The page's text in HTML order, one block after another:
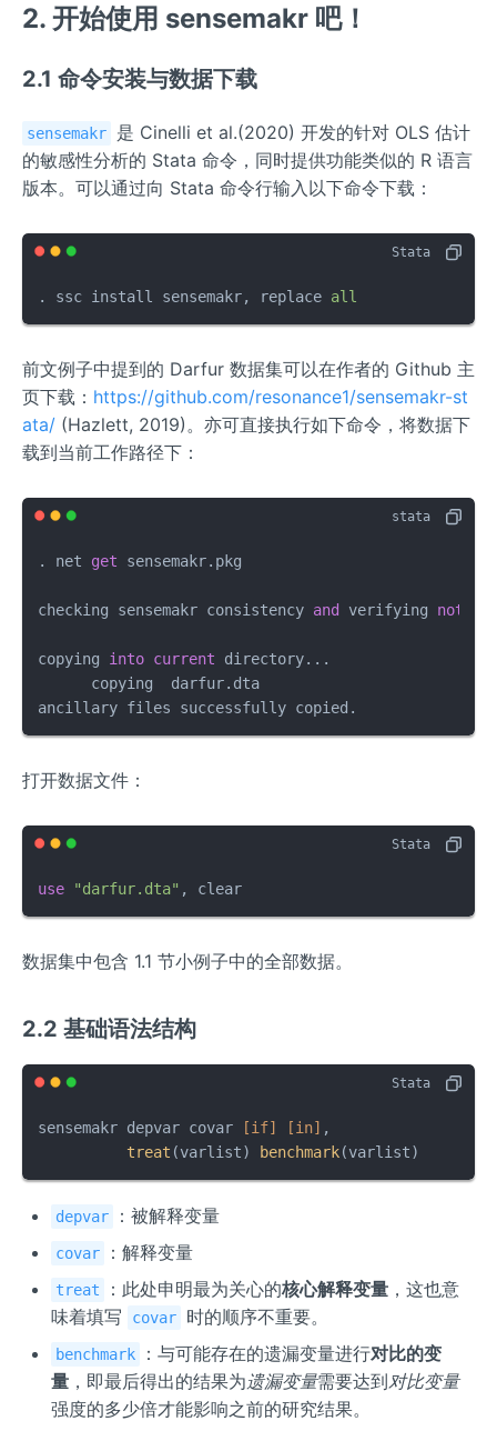
2. 开始使用 sensemakr 吧！
2.1 命令安装与数据下载
sensemakr
是 Cinelli et al.(2020) 开发的针对 OLS 估计
的敏感性分析的 Stata 命令，同时提供功能类似的 R 语言
版本。可以通过向 Stata 命令行输入以下命令下载：
. ssc install sensemakr, replace all
前文例子中提到的 Darfur 数据集可以在作者的 Github 主
页下载： https://github.com/resonance1/sensemakr-st
ata/ (Hazlett, 2019)。亦可直接执行如下命令，将数据下
载到当前工作路径下：
. net get sensemakr.pkg
checking sensemakr consistency and verifying not
copying into current directory...
      copying  darfur.dta
ancillary files successfully copied.
打开数据文件：
use "darfur.dta" , clear
数据集中包含 1.1 节小例子中的全部数据。
2.2 基础语法结构
sensemakr depvar covar [if] [in] ,
treat (varlist) benchmark(varlist)
depvar ：被解释变量
covar ：解释变量
treat ：此处申明最为关心的核心解释变量，这也意
味着填写
covar 时的顺序不重要。
benchmark ：与可能存在的遗漏变量进行对比的变
量，即最后得出的结果为遗漏变量需要达到对比变量
强度的多少倍才能影响之前的研究结果。